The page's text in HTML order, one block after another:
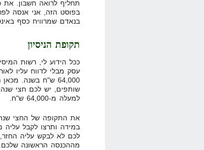
תחליף לרואה חשבון.
בפוסט הזה, אני אנסה
בנאדם שמרוויח כסף
תקופת הניסיון
ככל הידוע לי, רשות
עסק מבלי לדווח עליו
64,000 ש"ח בשנה.
שותפים, יש לכם חצי
למעלה מ-64,000 ש"ח.
את התקופה של החצי
במידה ותרצו לקבל עליה
לכם לא לבקש עליה
מההכנסה הראשונה שלכם.